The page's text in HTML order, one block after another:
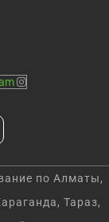
по Алматы,
Тараз,